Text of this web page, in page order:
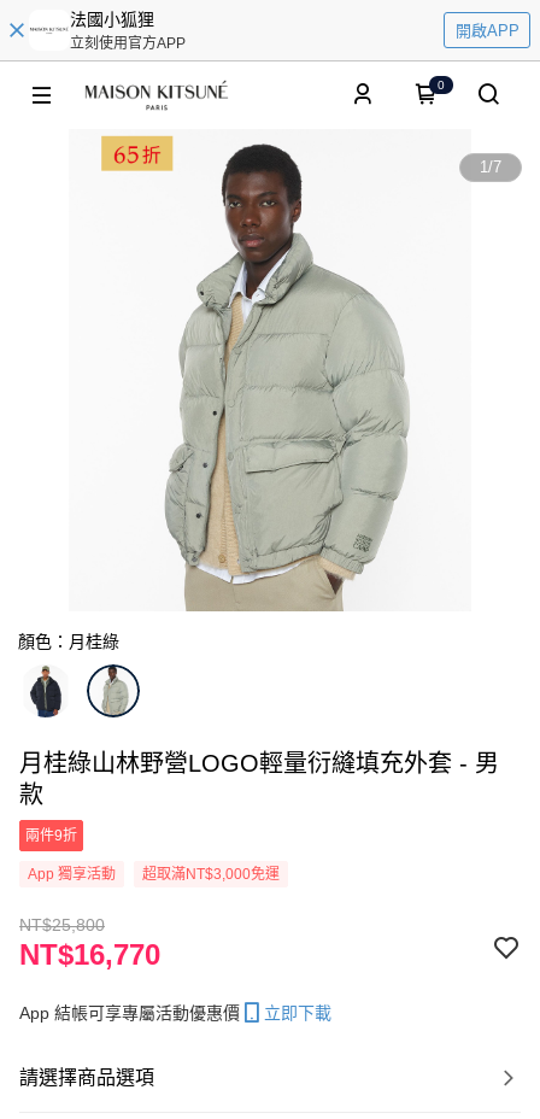
法國小狐狸
立刻使用官方APP
開啟APP
0
1/7
顏色：月桂綠
月桂綠山林野營LOGO輕量衍縫填充外套 - 男
款
兩件9折
App 獨享活動 超取滿NT$3,000免運
NT$25,800
NT$16,770
App 結帳可享專屬活動優惠價 立即下載
請選擇商品選項